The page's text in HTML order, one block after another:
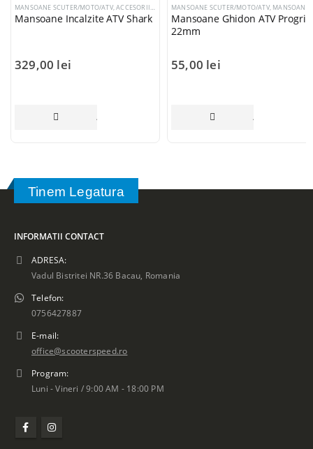
MANSOANE SCUTER/MOTO/ATV,ACCESORII ATV
Mansoane Incalzite ATV Shark
329,00 lei
ADAUGĂ ÎN COȘ
MANSOANE SCUTER/MOTO/ATV, MANSOANE GHIDON
Mansoane Ghidon ATV Progrip
22mm
55,00 lei
ADAUGĂ ÎN
Tinem Legatura
INFORMATII CONTACT
ADRESA:
Vadul Bistritei NR.36 Bacau, Romania
Telefon:
0756427887
E-mail:
office@scooterspeed.ro
Program:
Luni - Vineri / 9:00 AM - 18:00 PM